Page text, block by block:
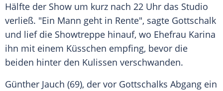
Hälfte der Show um kurz nach 22 Uhr das Studio
verließ. "Ein Mann geht in Rente", sagte Gottschalk
und lief die Showtreppe hinauf, wo Ehefrau Karina
ihn mit einem Küsschen empfing, bevor die
beiden hinter den Kulissen verschwanden.
Günther Jauch (69), der vor Gottschalks Abgang ein